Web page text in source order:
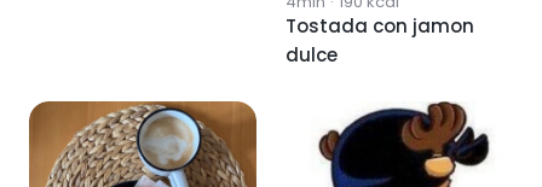
Tostada con jamon
dulce